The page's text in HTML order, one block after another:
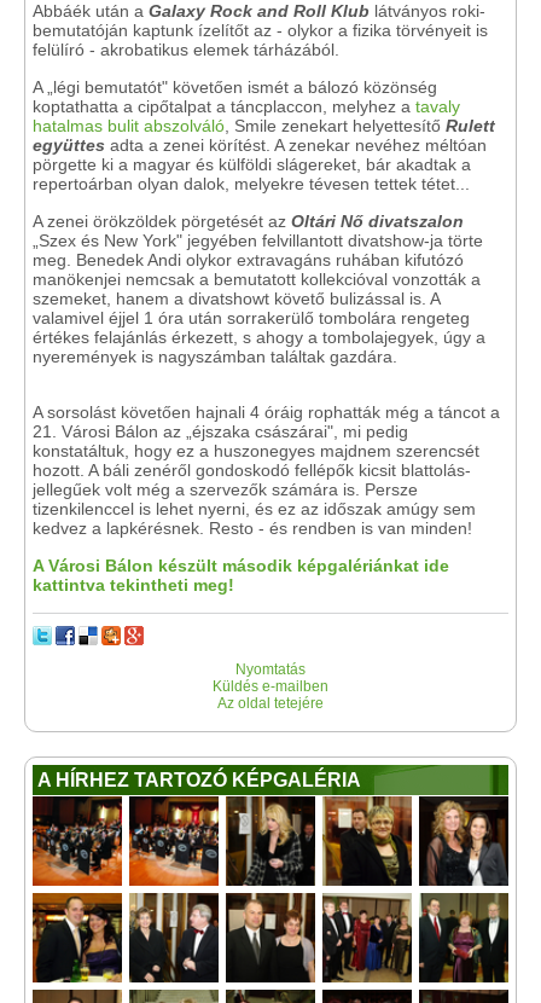
Abbáék után a Galaxy Rock and Roll Klub látványos roki-
bemutatóján kaptunk ízelítőt az - olykor a fizika törvényeit is
felülíró - akrobatikus elemek tárházából.
A „légi bemutatót" követően ismét a bálozó közönség
koptathatta a cipőtalpat a táncplaccon, melyhez a tavaly
hatalmas bulit abszolváló , Smile zenekart helyettesítő Rulett
együttes adta a zenei körítést. A zenekar nevéhez méltóan
pörgette ki a magyar és külföldi slágereket, bár akadtak a
repertoárban olyan dalok, melyekre tévesen tettek tétet...
A zenei örökzöldek pörgetését az Oltári Nő divatszalon
„Szex és New York" jegyében felvillantott divatshow-ja törte
meg. Benedek Andi olykor extravagáns ruhában kifutózó
manökenjei nemcsak a bemutatott kollekcióval vonzották a
szemeket, hanem a divatshowt követő bulizással is. A
valamivel éjjel 1 óra után sorrakerülő tombolára rengeteg
értékes felajánlás érkezett, s ahogy a tombolajegyek, úgy a
nyeremények is nagyszámban találtak gazdára.
A sorsolást követően hajnali 4 óráig rophatták még a táncot a
21. Városi Bálon az „éjszaka császárai", mi pedig
konstatáltuk, hogy ez a huszonegyes majdnem szerencsét
hozott. A báli zenéről gondoskodó fellépők kicsit blattolás-
jellegűek volt még a szervezők számára is. Persze
tizenkilenccel is lehet nyerni, és ez az időszak amúgy sem
kedvez a lapkérésnek. Resto - és rendben is van minden!
A Városi Bálon készült második képgalériánkat ide
kattintva tekintheti meg!
Nyomtatás
Küldés e-mailben
Az oldal tetejére
A HÍRHEZ TARTOZÓ KÉPGALÉRIA